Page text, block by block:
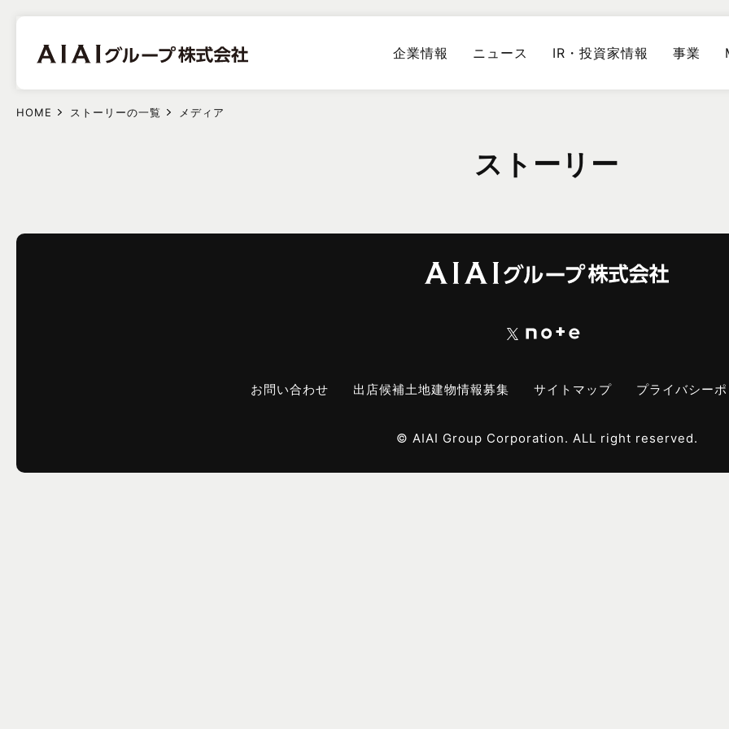
企業情報 ニュース IR・投資家情報 事業
HOME ストーリーの一覧 メディア
ストーリー
お問い合わせ 出店候補土地建物情報募集 サイトマップ プライバシー
© AIAI Group Corporation. ALL right reserved.